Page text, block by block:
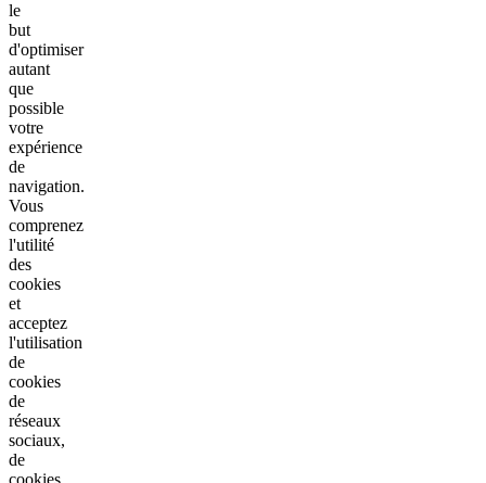
le
but
d'optimiser
autant
que
possible
votre
expérience
de
navigation.
Vous
comprenez
l'utilité
des
cookies
et
acceptez
l'utilisation
de
cookies
de
réseaux
sociaux,
de
cookies